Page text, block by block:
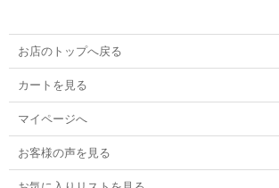
お店のトップへ戻る
カートを見る
マイページへ
お客様の声を見る